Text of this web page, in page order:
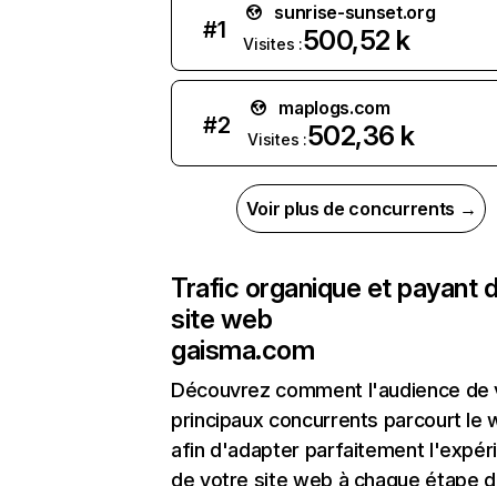
#1
sunrise-sunset.org
Visites :500,52 k
#2
maplogs.com
Visites :502,36 k
Voir plus de concurrents →
Trafic organique et payant
site web
gaisma.com
Découvrez comment l'audience de
principaux concurrents parcourt le
afin d'adapter parfaitement
de votre site web à chaque étape